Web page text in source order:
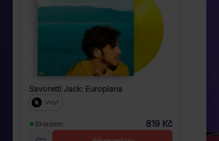
Savoretti Jack: Europiana
Vinyl
Skladem 819 Kč